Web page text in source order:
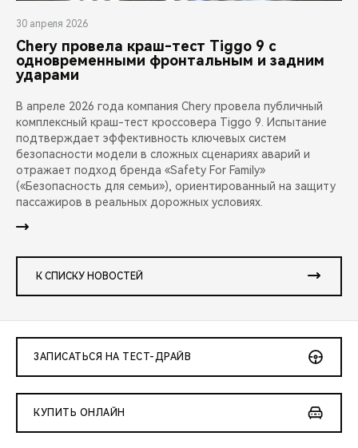
30 апреля 2026
Chery провела краш-тест Tiggo 9 с
одновременными фронтальным и задним
ударами
В апреле 2026 года компания Chery провела публичный
комплексный краш-тест кроссовера Tiggo 9. Испытание
подтверждает эффективность ключевых систем
безопасности модели в сложных сценариях аварий и
отражает подход бренда «Safety For Family»
(«Безопасность для семьи»), ориентированный на защиту
пассажиров в реальных дорожных условиях.
К СПИСКУ НОВОСТЕЙ
ЗАПИСАТЬСЯ НА ТЕСТ-ДРАЙВ
КУПИТЬ ОНЛАЙН